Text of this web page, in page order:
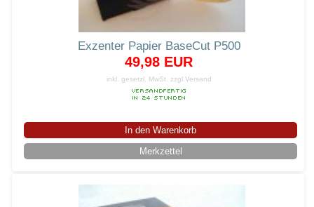
Exzenter Papier BaseCut P500
49,98 EUR
inkl. gesetzl. MwSt. zzgl.Versand
In den Warenkorb
Merkzettel